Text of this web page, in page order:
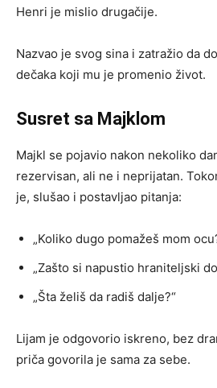
Henri je mislio drugačije.
Nazvao je svog sina i zatražio da
dečaka koji mu je promenio život.
Susret sa Majklom
Majkl se pojavio nakon nekoliko
rezervisan, ali ne i neprijatan.
je, slušao i postavljao pitanja:
„Koliko dugo pomažeš mom
„Zašto si napustio hraniteljski
„Šta želiš da radiš dalje?“
Lijam je odgovorio iskreno, bez
priča govorila je sama za sebe.